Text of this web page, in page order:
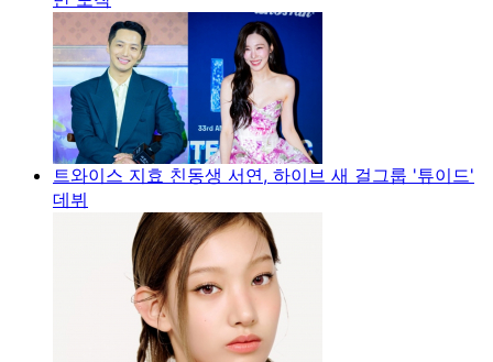
트와이스 지효 친동생 서연, 하이브 새 걸그룹 '튜이드'
데뷔